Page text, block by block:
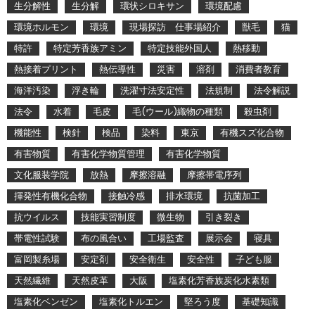
生分解性
生分解 環状シロキサン
環境配慮
環境ホルモン
環境 現場探訪 仕事場紹介 獣毛
猫
特許
特定芳香族アミン 特定技能外国人
熱移動
熱接着プリント
熱伝導性 災害 溶剤
消費者教育
海洋汚染
浮き輪 洗濯寸法安定性 法規制
法令解説
法令
水着 毛皮 毛(ウール)織物の種類
殺虫剤
機能性
検針 検品 染料 東京
有機スズ化合物
有害物質
有害化学物質管理
有害化学物質
文化服装学院
放熱 摩擦溶融
摩擦帯電序列
揮発性有機化合物
接触冷感 排水環境
抗菌加工
抗ウイルス
技能実習制度 微生物
引き裂き
帯電性試験
布の風合い 工場監査 展示会
寝具
富岡製糸場
安定剤 安全衛生 安全性
子ども服
天然繊維
天然皮革 大阪
塩素化芳香族炭化水素類
塩素化ベンゼン
塩素化トルエン 堅ろう度
基礎知識